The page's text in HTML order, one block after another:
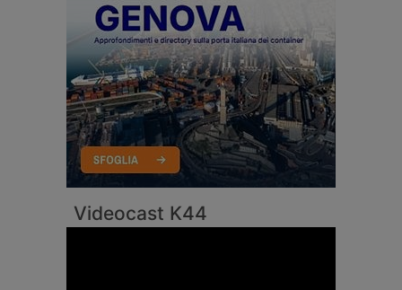
Videocast K44